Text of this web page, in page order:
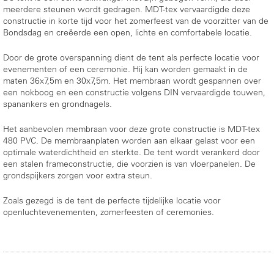
meerdere steunen wordt gedragen. MDT-tex vervaardigde deze
constructie in korte tijd voor het zomerfeest van de voorzitter van de
Bondsdag en creëerde een open, lichte en comfortabele locatie.
Door de grote overspanning dient de tent als perfecte locatie voor
evenementen of een ceremonie. Hij kan worden gemaakt in de
maten 36x7,5m en 30x7,5m. Het membraan wordt gespannen over
een nokboog en een constructie volgens DIN vervaardigde touwen,
spanankers en grondnagels.
Het aanbevolen membraan voor deze grote constructie is MDT-tex
480 PVC. De membraanplaten worden aan elkaar gelast voor een
optimale waterdichtheid en sterkte. De tent wordt verankerd door
een stalen frameconstructie, die voorzien is van vloerpanelen. De
grondspijkers zorgen voor extra steun.
Zoals gezegd is de tent de perfecte tijdelijke locatie voor
openluchtevenementen, zomerfeesten of ceremonies.